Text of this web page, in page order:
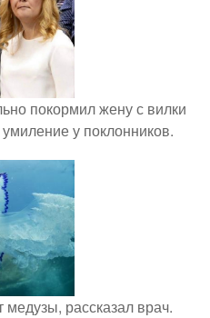
покормил жену с вилки
у поклонников.
медузы, рассказал врач.